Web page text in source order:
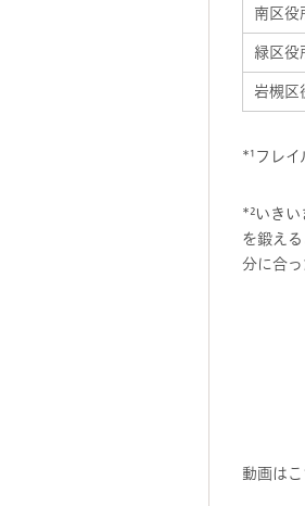
南区役
緑区役
岩槻区
*¹フレ
*²いき
を鍛え
分に合っ
動画は